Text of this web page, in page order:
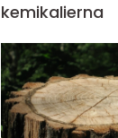
kemikalierna